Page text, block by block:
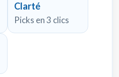
Clarté
Picks en 3 clics